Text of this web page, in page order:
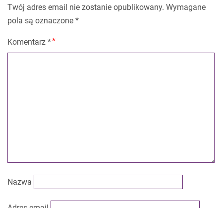
Twój adres email nie zostanie opublikowany. Wymagane
pola są oznaczone *
Komentarz *
Nazwa